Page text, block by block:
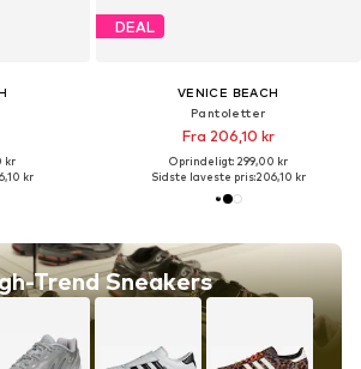
kr
kr
Trend Sneakers
DEAL
VENICE BEACH
Pantoletter
Fra 206,10 kr
Oprindeligt: 299,00 kr
Sidste laveste pris:206,10 kr